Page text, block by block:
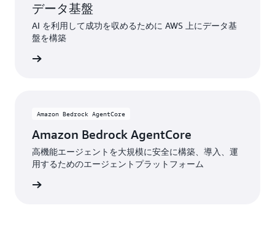
データ基盤
AI を利用して成功を収めるために AWS 上にデータ基
盤を構築
Amazon Bedrock AgentCore
Amazon Bedrock AgentCore
高機能エージェントを大規模に安全に構築、導入、運
用するためのエージェントプラットフォーム